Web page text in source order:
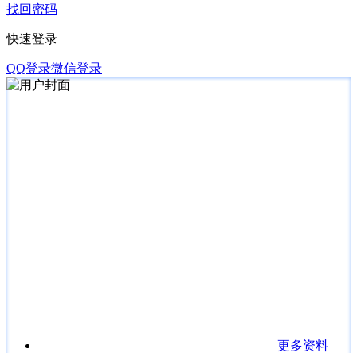
找回密码
快速登录
QQ登录微信登录
更多资料